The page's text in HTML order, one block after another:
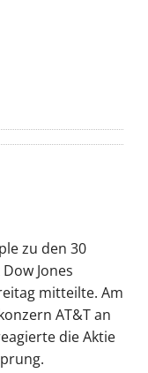
zu den 30
Jones
mitteilte. Am
AT&T an
die Aktie